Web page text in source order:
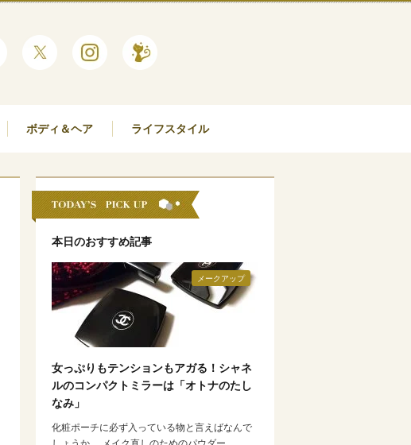
ボディ＆ヘア ライフスタイル
本日のおすすめ記事
メークアップ
女っぷりもテンションもアガる！シャネ
ルのコンパクトミラーは「オトナのたし
なみ」
化粧ポーチに必ず入っている物と言えばなんで